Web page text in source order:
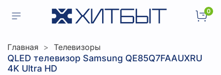
0
Главная Телевизоры
QLED телевизор Samsung QE85Q7FAAUXRU
4K Ultra HD